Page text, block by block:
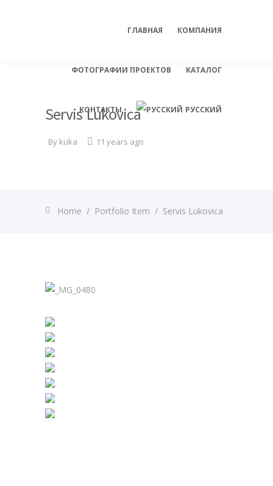
ГЛАВНАЯ КОМПАНИЯ
ФОТОГРАФИИ ПРОЕКТОВ КАТАЛОГ
КОНТАКТЫ РУССКИЙ
Servis Lukovica
By kuka 11 years ago
Home / Portfolio Item / Servis Lukovica